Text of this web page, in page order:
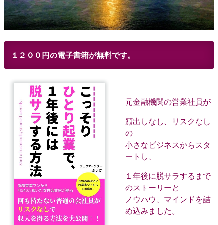
１２００円の電子書籍が無料です。
元金融機関の営業社員が
顔出しなし、リスクなし
の
小さなビジネスからスタ
ートし、
１年後に脱サラするまで
のストーリーと
ノウハウ、マインドを詰
め込みました。